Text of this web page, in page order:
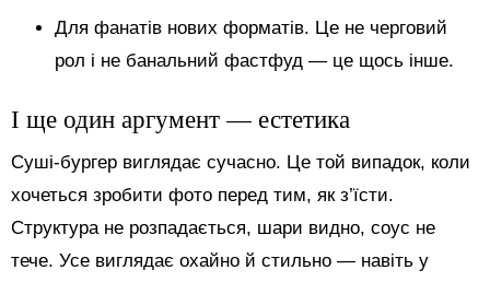
Для фанатів нових форматів. Це не черговий
рол і не банальний фастфуд — це щось інше.
І ще один аргумент — естетика
Суші-бургер виглядає сучасно. Це той випадок, коли
хочеться зробити фото перед тим, як з’їсти.
Структура не розпадається, шари видно, соус не
тече. Усе виглядає охайно й стильно — навіть у